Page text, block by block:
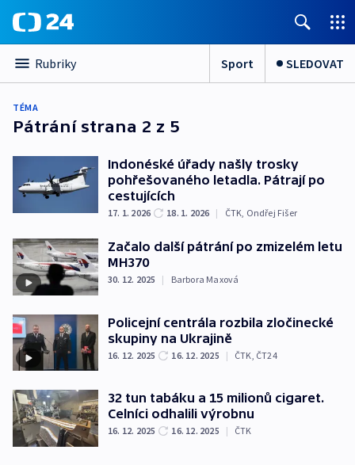
Rubriky Sport SLEDOVAT
TÉMA
Pátránístrana 2 z 5
Indonéské úřady našly trosky
pohřešovaného letadla. Pátrají po
cestujících
17. 1. 2026 18. 1. 2026 | ČTK, Ondřej Fišer
Začalo další pátrání po zmizelém letu
MH370
30. 12. 2025 | Barbora Maxová
Policejní centrála rozbila zločinecké
skupiny na Ukrajině
16. 12. 2025 16. 12. 2025 | ČTK ČT24
32 tun tabáku a 15 milionů cigaret.
Celníci odhalili výrobnu
16. 12. 2025 16. 12. 2025 | ČTK